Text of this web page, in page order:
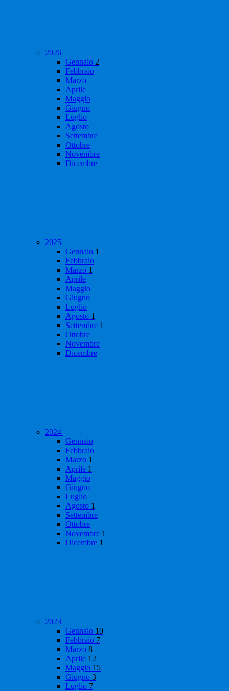
2026
Gennaio 2
Febbraio
Marzo
Aprile
Maggio
Giugno
Luglio
Agosto
Settembre
Ottobre
Novembre
Dicembre
2025
Gennaio 1
Febbraio
Marzo 1
Aprile
Maggio
Giugno
Luglio
Agosto 1
Settembre 1
Ottobre
Novembre
Dicembre
2024
Gennaio
Febbraio
Marzo 1
Aprile 1
Maggio
Giugno
Luglio
Agosto 1
Settembre
Ottobre
Novembre 1
Dicembre 1
2023
Gennaio 10
Febbraio 7
Marzo 8
Aprile 12
Maggio 15
Giugno 3
Luglio 7